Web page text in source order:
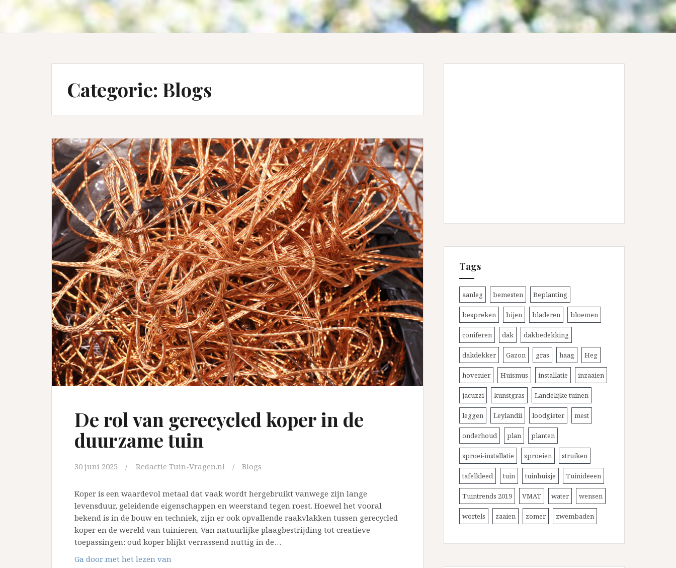
Categorie: Blogs
De rol van gerecycled koper in de
duurzame tuin
30 juni 2025 Redactie Tuin-Vragen.nl Blogs
Koper is een waardevol metaal dat vaak wordt hergebruikt vanwege zijn lange
levensduur, geleidende eigenschappen en weerstand tegen roest. Hoewel het vooral
bekend is in de bouw en techniek, zijn er ook opvallende raakvlakken tussen gerecycled
koper en de wereld van tuinieren. Van natuurlijke plaagbestrijding tot creatieve
toepassingen: oud koper blijkt verrassend nuttig in de…
Ga door met het lezen van
Tags
aanleg bemesten Beplanting
bespreken bijen bladeren bloemen
coniferen dak dakbedekking
dakdekker Gazon gras haag Heg
hovenier Huismus installatie inzaaien
jacuzzi kunstgras Landelijke tuinen
leggen Leylandii loodgieter mest
onderhoud plan planten
sproei-installatie sproeien struiken
tafelkleed tuin tuinhuisje Tuinideeen
Tuintrends 2019 VMAT water wensen
wortels zaaien zomer zwembaden